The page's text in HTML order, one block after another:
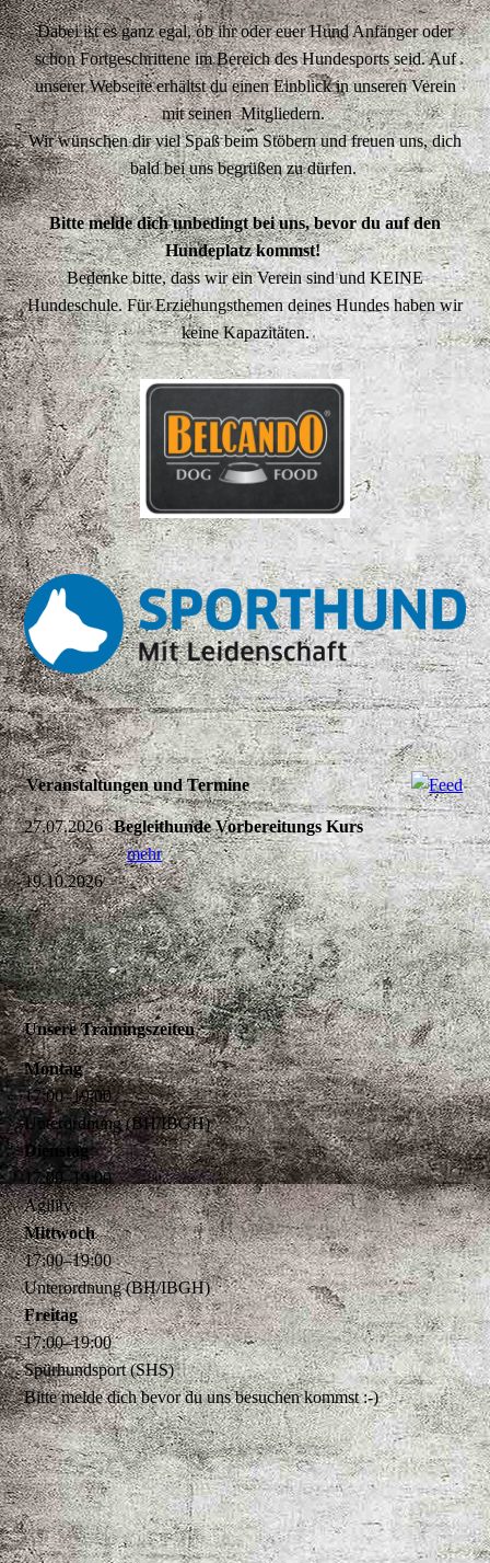
Dabei ist es ganz egal, ob ihr oder euer Hund Anfänger oder
schon Fortgeschrittene im Bereich des Hundesports seid. Auf
unserer Webseite erhältst du einen Einblick in unseren Verein
mit seinen Mitgliedern.
Wir wünschen dir viel Spaß beim Stöbern und freuen uns, dich
bald bei uns begrüßen zu dürfen.
Bitte melde dich unbedingt bei uns, bevor du auf den
Hundeplatz kommst!
Bedenke bitte, dass wir ein Verein sind und KEINE
Hundeschule. Für Erziehungsthemen deines Hundes haben wir
keine Kapazitäten.
Veranstaltungen und Termine
27.07.2026
-
19.10.2026
Begleithunde Vorbereitungs Kurs
mehr
Unsere Trainingszeiten
Montag
17:00–19:00
Unterordnung (BH/IBGH)
Dienstag
17:00–19:00
Agility
Mittwoch
17:00–19:00
Unterordnung (BH/IBGH)
Freitag
17:00–19:00
Spürhundsport (SHS)
Bitte melde dich bevor du uns besuchen kommst :-)